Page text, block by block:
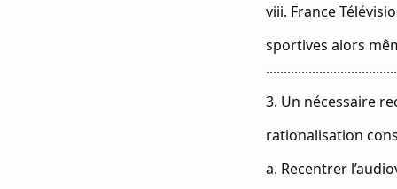
viii. France
sportives alors
3. Un nécessaire
rationalisation
a. Recentrer